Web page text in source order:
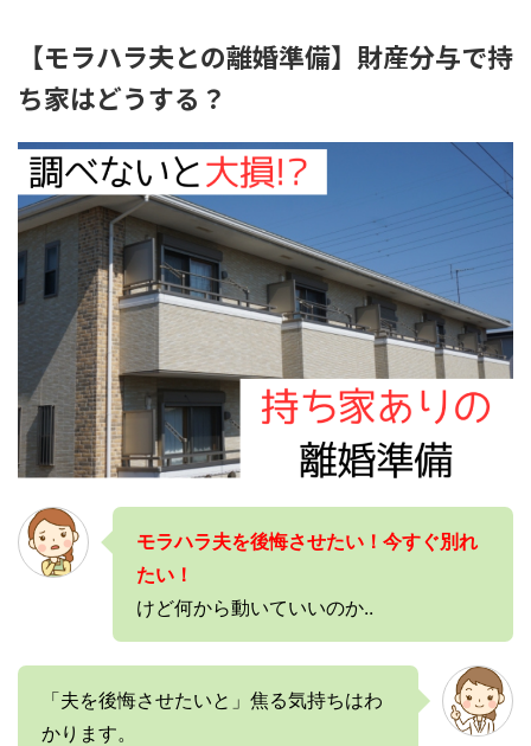
【モラハラ夫との離婚準備】財産分与で持
ち家はどうする？
モラハラ夫を後悔させたい！今すぐ別れ
たい！
けど何から動いていいのか..
「夫を後悔させたいと」焦る気持ちはわ
かります。